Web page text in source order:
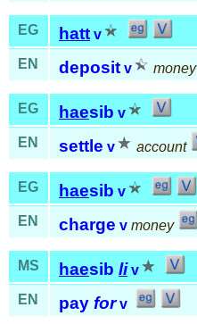
EG hatt v
EN deposit v money
EG haesib v
EN settle v account
EG haesib v
EN charge v money
MS haesib li v
EN pay for v